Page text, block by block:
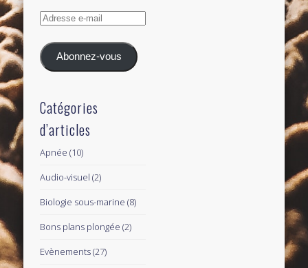
Adresse
mail
Abonnez-vous
Catégories
d’articles
Apnée (10)
Audio-visuel (2)
Biologie sous-marine (8)
Bons plans plongée (2)
Evènements(27)